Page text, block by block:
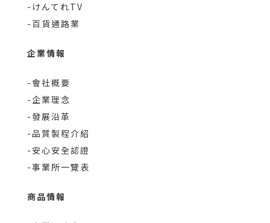
-けんてれTV
-百貨通路業
企業情報
-會社概要
-企業理念
-發展沿革
-品質製程介紹
-安心安全認證
-事業所一覽表
商品情報